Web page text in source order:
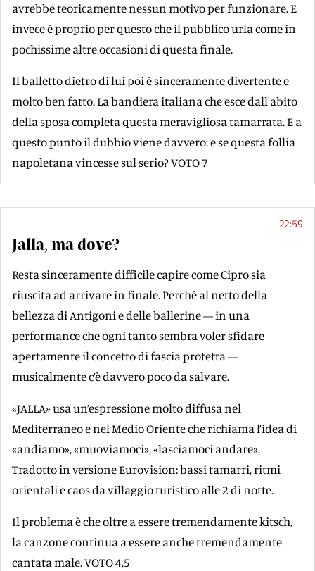
avrebbe teoricamente nessun motivo per funzionare. E
invece è proprio per questo che il pubblico urla come in
pochissime altre occasioni di questa finale.
Il balletto dietro di lui poi è sinceramente divertente e
molto ben fatto. La bandiera italiana che esce dall'abito
della sposa completa questa meravigliosa tamarrata. E a
questo punto il dubbio viene davvero: e se questa follia
napoletana vincesse sul serio? VOTO 7
22:59
Jalla, ma dove?
Resta sinceramente difficile capire come Cipro sia
riuscita ad arrivare in finale. Perché al netto della
bellezza di Antigoni e delle ballerine — in una
performance che ogni tanto sembra voler sfidare
apertamente il concetto di fascia protetta —
musicalmente c’è davvero poco da salvare.
«JALLA» usa un’espressione molto diffusa nel
Mediterraneo e nel Medio Oriente che richiama l’idea di
«andiamo», «muoviamoci», «lasciamoci andare».
Tradotto in versione Eurovision: bassi tamarri, ritmi
orientali e caos da villaggio turistico alle 2 di notte.
Il problema è che oltre a essere tremendamente kitsch,
la canzone continua a essere anche tremendamente
cantata male. VOTO 4,5